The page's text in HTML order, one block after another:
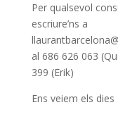
Per qualsevol
escriure’ns a
al 686 626 063
399 (Erik)
Ens veiem els dies